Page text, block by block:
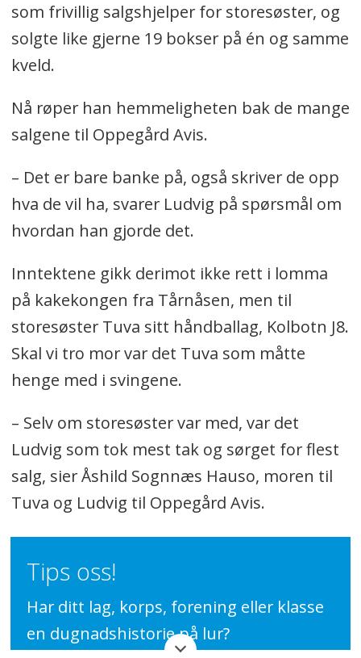
som frivillig salgshjelper for storesøster, og
solgte like gjerne 19 bokser på én og samme
kveld.
Nå røper han hemmeligheten bak de mange
salgene til Oppegård Avis.
– Det er bare banke på, også skriver de opp
hva de vil ha, svarer Ludvig på spørsmål om
hvordan han gjorde det.
Inntektene gikk derimot ikke rett i lomma
på kakekongen fra Tårnåsen, men til
storesøster Tuva sitt håndballag, Kolbotn J8.
Skal vi tro mor var det Tuva som måtte
henge med i svingene.
– Selv om storesøster var med, var det
Ludvig som tok mest tak og sørget for flest
salg, sier Åshild Sognnæs Hauso, moren til
Tuva og Ludvig til Oppegård Avis.
Tips oss!
Har ditt lag, korps, forening eller klasse
en dugnadshistorie på lur?